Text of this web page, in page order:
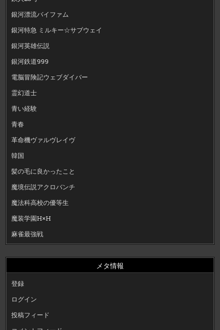
銀河漂流バイファム
銀河特急 ミルキー☆サブウェイ
銀河英雄伝説
銀河鉄道999
電脳冒険記ウェブダイバー
霊幻道士
青い経験
青春
革命機ヴァルヴレイヴ
韓国
髪の毛に良かったこと
魔境伝説アクロバンチ
魔法科高校の優等生
魔装学園H×H
麻雀最強戦
メタ情報
登録
ログイン
投稿フィード